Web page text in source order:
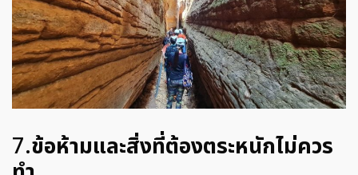
7.ข้อห้ามและสิ่งที่ต้องตระหนักไม่ควร